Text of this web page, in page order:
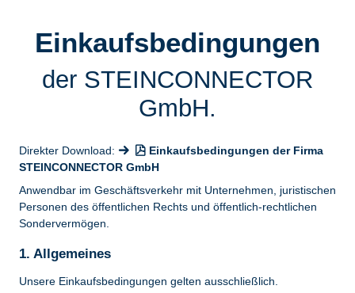
Einkaufsbedingungen
der STEINCONNECTOR
GmbH.
Direkter Download:
Einkaufsbedingungen der Firma
STEINCONNECTOR GmbH
Anwendbar im Geschäftsverkehr mit Unternehmen, juristischen
Personen des öffentlichen Rechts und öffentlich-rechtlichen
Sondervermögen.
1. Allgemeines
Unsere Einkaufsbedingungen gelten ausschließlich.